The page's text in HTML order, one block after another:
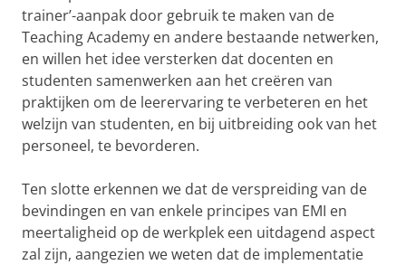
trainer’-aanpak door gebruik te maken van de
Teaching Academy en andere bestaande netwerken,
en willen het idee versterken dat docenten en
studenten samenwerken aan het creëren van
praktijken om de leerervaring te verbeteren en het
welzijn van studenten, en bij uitbreiding ook van het
personeel, te bevorderen.
Ten slotte erkennen we dat de verspreiding van de
bevindingen en van enkele principes van EMI en
meertaligheid op de werkplek een uitdagend aspect
zal zijn, aangezien we weten dat de implementatie